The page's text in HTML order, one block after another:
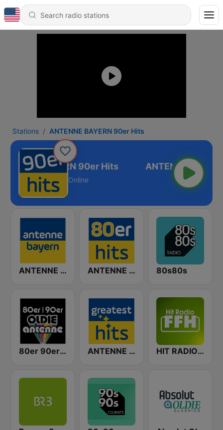
Stations ANTENNE BAYERN 90er Hits
BAYERN 90er Hits
Online
ANTENNE BAYERN ANTENNE BAYERN 80er Hits 80s80s
80er 90er OLDIE ANTENNE ANTENNE BAYERN Greatest Hits! HIT RADIO FFH